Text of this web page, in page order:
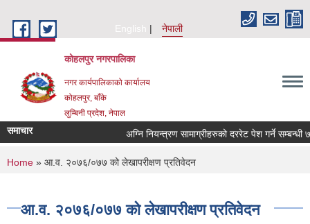
English
नेपाली
कोहलपुर नगरपालिका
नगर कार्यपालिकाको कार्यालय
कोहलपुर, बाँके
लुम्बिनी प्रदेश, नेपाल
समाचार
You are here
Home » आ.व. २०७६/०७७ को लेखापरीक्षण प्रतिवेदन
आ.व. २०७६/०७७ को लेखापरीक्षण प्रतिवेदन